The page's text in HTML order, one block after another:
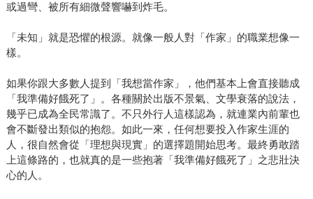
或過彎、被所有細微聲響嚇到炸毛。
「未知」就是恐懼的根源。就像一般人對「作家」的職業想像一
樣。
如果你跟大多數人提到「我想當作家」，他們基本上會直接聽成
「我準備好餓死了」。各種關於出版不景氣、文學衰落的說法，
幾乎已成為全民常識了。不只外行人這樣認為，就連業內前輩也
會不斷發出類似的抱怨。如此一來，任何想要投入作家生涯的
人，很自然會從「理想與現實」的選擇題開始思考。最終勇敢踏
上這條路的，也就真的是一些抱著「我準備好餓死了」之悲壯決
心的人。